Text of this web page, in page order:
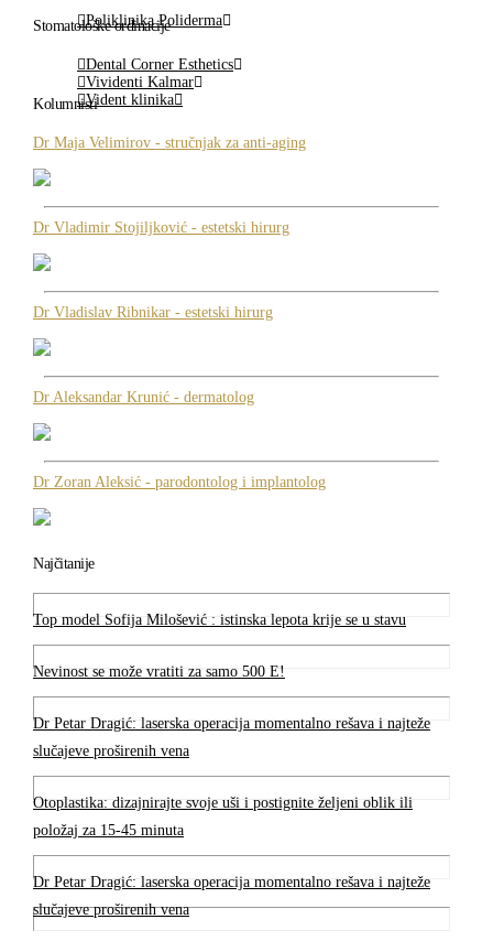
Poliklinika Poliderma
Stomatološke ordinacije
Dental Corner Esthetics
Vividenti Kalmar
Vident klinika
Kolumnisti
Dr Maja Velimirov - stručnjak za anti-aging
Dr Vladimir Stojiljković - estetski hirurg
Dr Vladislav Ribnikar - estetski hirurg
Dr Aleksandar Krunić - dermatolog
Dr Zoran Aleksić - parodontolog i implantolog
Najčitanije
Top model Sofija Milošević : istinska lepota krije se u stavu
Nevinost se može vratiti za samo 500 E!
Dr Petar Dragić: laserska operacija momentalno rešava i najteže
slučajeve proširenih vena
Otoplastika: dizajnirajte svoje uši i postignite željeni oblik ili
položaj za 15-45 minuta
Dr Petar Dragić: laserska operacija momentalno rešava i najteže
slučajeve proširenih vena